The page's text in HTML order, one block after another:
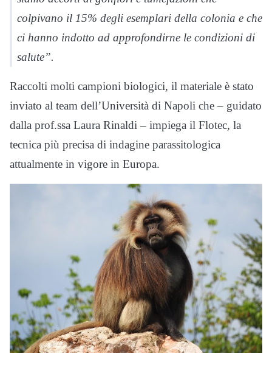
colpivano il 15% degli esemplari della colonia e che
ci hanno indotto ad approfondirne le condizioni di
salute”.
Raccolti molti campioni biologici, il materiale è stato
inviato al team dell’Università di Napoli che – guidato
dalla prof.ssa Laura Rinaldi – impiega il Flotec, la
tecnica più precisa di indagine parassitologica
attualmente in vigore in Europa.